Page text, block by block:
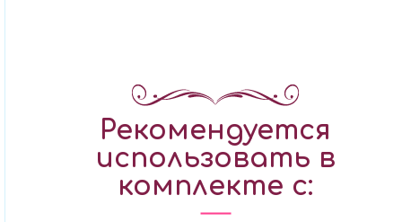
Рекомендуется
использовать в
комплекте с: